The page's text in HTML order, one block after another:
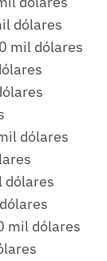
dólares
mil dólares
dólares
dólares
mil dólares